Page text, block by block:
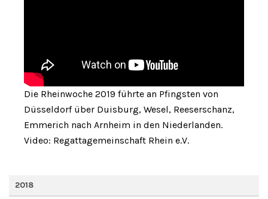
Die Rheinwoche 2019 führte an Pfingsten von
Düsseldorf über Duisburg, Wesel, Reeserschanz,
Emmerich nach Arnheim in den Niederlanden.
Video: Regattagemeinschaft Rhein e.V.
2018